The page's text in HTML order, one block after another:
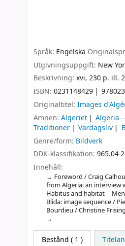
Språk: Engelska
Utgivningsuppgift: New
Beskrivning: xvi, 230 p. ill.
ISBN: 0231148429
Originaltitel: Images
Ämnen: Algeriet Algeria
Traditioner
Vardagsliv
Genre/form: Bildverk
DDK-klassifikation: 965.04
Innehåll:
Foreword / Craig
from Algeria: an interview
Habitus and habitat --
Blida: image sequence /
Bourdieu / Christine
Bestånd ( 1 )